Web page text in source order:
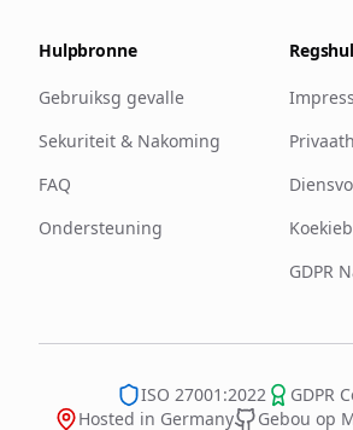
Hulpbronne
Gebruiksg gevalle
Sekuriteit & Nakoming
FAQ
Ondersteuning
GDPR
ISO 27001:2022
GDPR
Hosted in Germany
Gebou op